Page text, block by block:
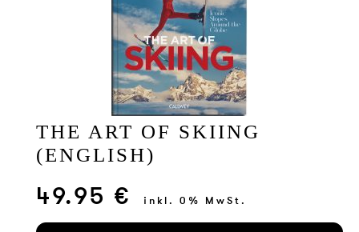
THE ART OF SKIING
(ENGLISH)
49.95 € inkl. 0% MwSt.